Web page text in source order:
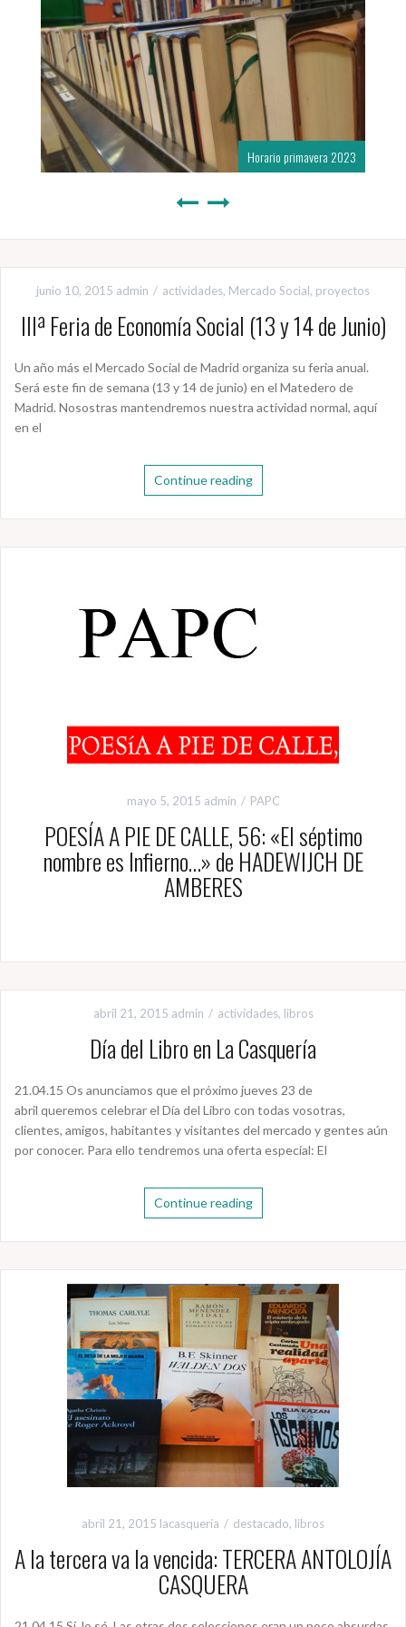
Horario primavera 2023
junio 10, 2015 admin actividades, Mercado Social, proyectos
IIIª Feria de Economía Social (13 y 14 de Junio)
Un año más el Mercado Social de Madrid organiza su feria anual.
Será este fin de semana (13 y 14 de junio) en el Matedero de
Madrid. Nosostras mantendremos nuestra actividad normal, aquí
en el
Continue reading
mayo 5, 2015 admin PAPC
POESÍA A PIE DE CALLE, 56: «El séptimo
nombre es Infierno…» de HADEWIJCH DE
AMBERES
abril 21, 2015 admin actividades, libros
Día del Libro en La Casquería
21.04.15 Os anunciamos que el próximo jueves 23 de
abril queremos celebrar el Día del Libro con todas vosotras,
clientes, amigos, habitantes y visitantes del mercado y gentes aún
por conocer. Para ello tendremos una oferta especial: El
Continue reading
abril 21, 2015 lacasqueria destacado, libros
A la tercera va la vencida: TERCERA ANTOLOJÍA
CASQUERA